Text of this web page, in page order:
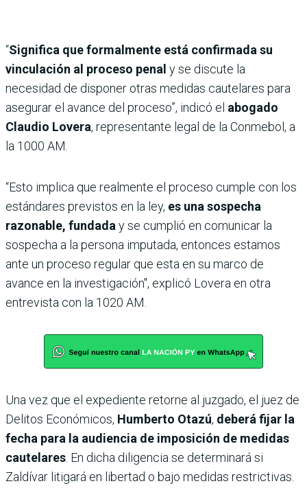
“Significa que formalmente está confirmada su
vinculación al proceso penal y se discute la
necesidad de disponer otras medidas cautelares para
asegurar el avance del proceso”, indicó el abogado
Claudio Lovera, representante legal de la Conmebol, a
la 1000 AM.
“Esto implica que realmente el proceso cumple con los
estándares previstos en la ley, es una sospecha
razonable, fundada y se cumplió en comunicar la
sospecha a la persona imputada, entonces estamos
ante un proceso regular que esta en su marco de
avance en la investigación", explicó Lovera en otra
entrevista con la 1020 AM.
Una vez que el expediente retorne al juzgado, el juez de
Delitos Económicos, Humberto Otazú, deberá fijar la
fecha para la audiencia de imposición de medidas
cautelares . En dicha diligencia se determinará si
Zaldívar litigará en libertad o bajo medidas restrictivas.